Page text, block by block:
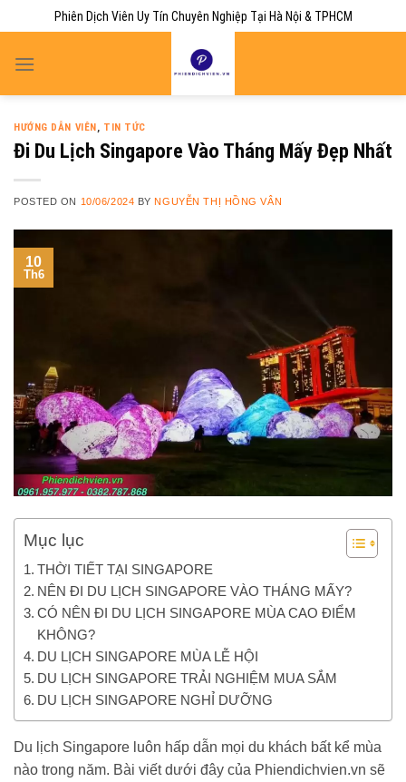
to
content
Phiên Dịch Viên Uy Tín Chuyên Nghiệp Tại Hà Nội & TPHCM
HƯỚNG DẪN VIÊN, TIN TỨC
Đi Du Lịch Singapore Vào Tháng Mấy Đẹp Nhất
POSTED ON 10/06/2024 BYNGUYỄN THỊ HỒNG VÂN
10
Th6
Mục lục
THỜI TIẾT TẠI SINGAPORE
NÊN ĐI DU LỊCH SINGAPORE VÀO THÁNG MẤY?
CÓ NÊN ĐI DU LỊCH SINGAPORE MÙA CAO ĐIỂM
KHÔNG?
DU LỊCH SINGAPORE MÙA LỄ HỘI
DU LỊCH SINGAPORE TRẢI NGHIỆM MUA SẮM
DU LỊCH SINGAPORE NGHỈ DƯỠNG
Du lịch Singapore luôn hấp dẫn mọi du khách bất kể mùa
nào trong năm. Bài viết dưới đây của Phiendichvien.vn sẽ